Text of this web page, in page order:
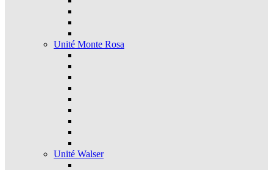
Unité Monte Rosa
Unité Walser